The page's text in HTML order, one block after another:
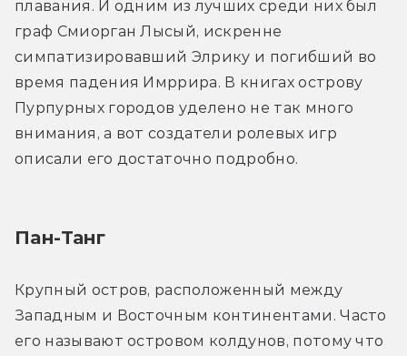
плавания. И одним из лучших среди них был
граф Смиорган Лысый, искренне
симпатизировавший Элрику и погибший во
время падения Имррира. В книгах острову
Пурпурных городов уделено не так много
внимания, а вот создатели ролевых игр
описали его достаточно подробно.
Пан-Танг
Крупный остров, расположенный между
Западным и Восточным континентами. Часто
его называют островом колдунов, потому что